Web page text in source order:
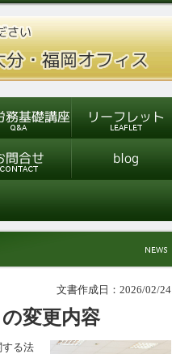
文書作成日：2026/02/24
変更内容
る法